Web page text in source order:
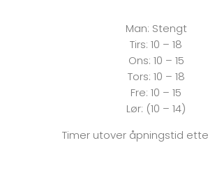
Man: Stengt
Tirs:10 – 18
Ons: 10 – 15
Tors: 10 – 18
Fre:10 – 15
Lør: (10 – 14)
Timer utover åpningstid